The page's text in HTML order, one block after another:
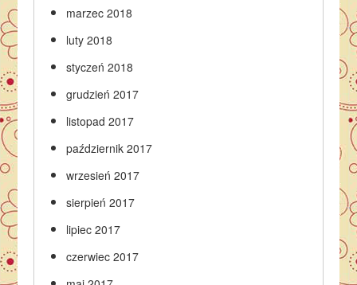
marzec 2018
luty 2018
styczeń 2018
grudzień 2017
listopad 2017
październik 2017
wrzesień 2017
sierpień 2017
lipiec 2017
czerwiec 2017